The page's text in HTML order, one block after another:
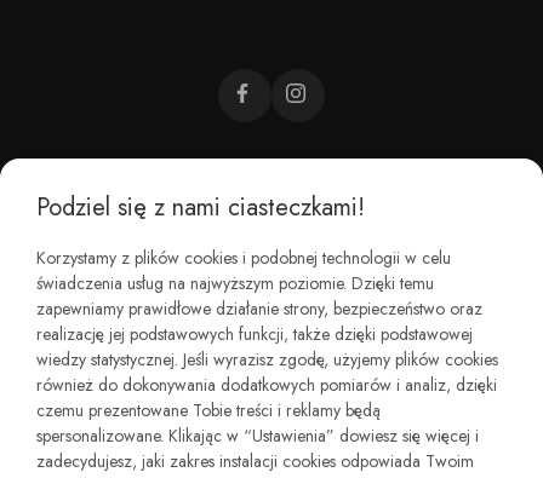
CZEMU BAREFOOT?
KIM JESTEŚMY?
REGULAMINY I ZWROTY
Podziel się z nami ciasteczkami!
Korzystamy z plików cookies i podobnej technologii w celu
świadczenia usług na najwyższym poziomie. Dzięki temu
zapewniamy prawidłowe działanie strony, bezpieczeństwo oraz
realizację jej podstawowych funkcji, także dzięki podstawowej
wiedzy statystycznej. Jeśli wyrazisz zgodę, użyjemy plików cookies
również do dokonywania dodatkowych pomiarów i analiz, dzięki
czemu prezentowane Tobie treści i reklamy będą
spersonalizowane. Klikając w “Ustawienia” dowiesz się więcej i
zadecydujesz, jaki zakres instalacji cookies odpowiada Twoim